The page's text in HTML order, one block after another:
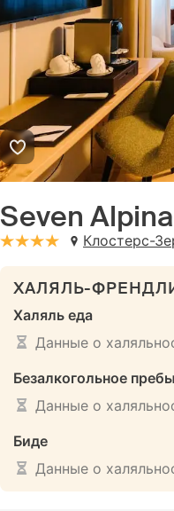
Seven
stars: 4Клостерс-
ХАЛЯЛЬ-
Халяль еда
Данные о
Безалкогольное
Данные о
Биде
Данные о